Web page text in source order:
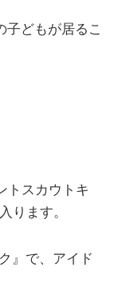
子どもが居るこ
トスカウトキ
ります。
』で、アイド